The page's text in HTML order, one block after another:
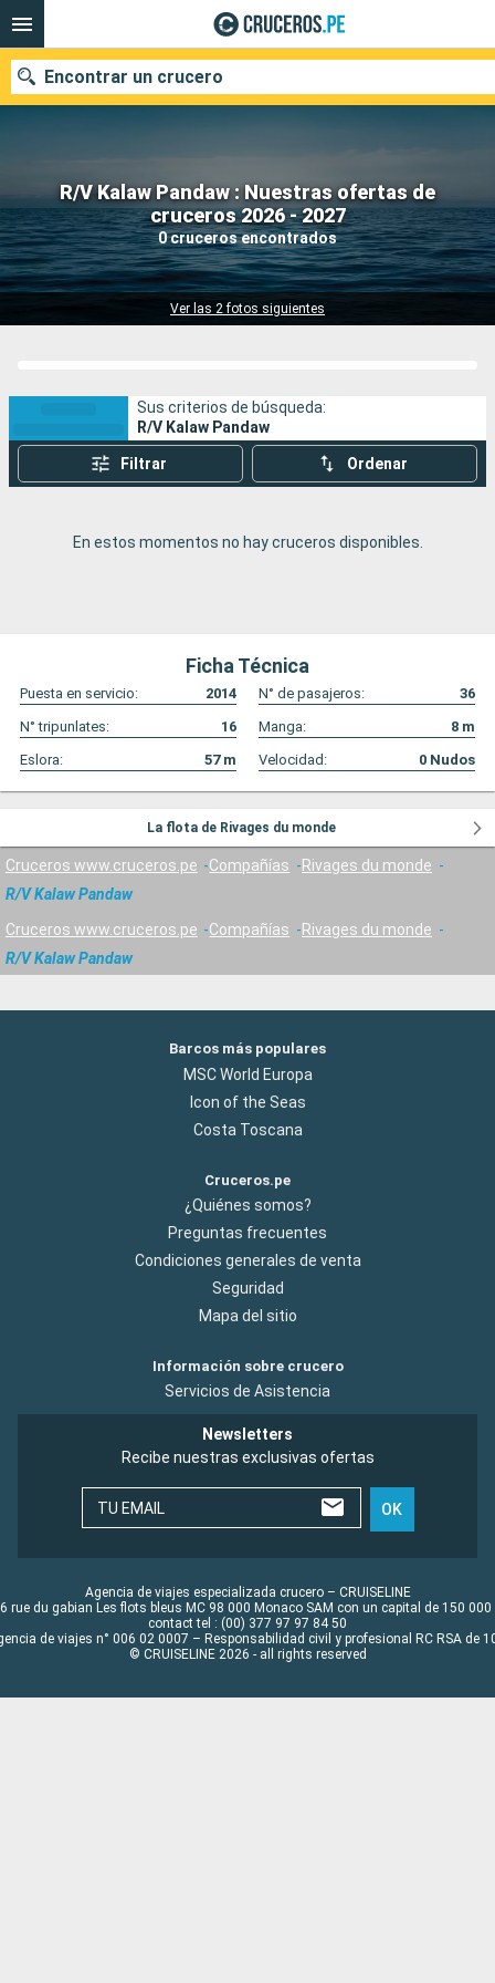
R/V Kalaw Pandaw : Nuestras ofertas de
cruceros 2026 - 2027
0 cruceros encontrados
Ver las 2 fotos siguientes
Encontrar un crucero
Nuestros destinos
Fecha de salida
Sus criterios de búsqueda:
R/V Kalaw Pandaw
Filtrar Ordenar
En estos momentos no hay cruceros disponibles.
Ficha Técnica
Puesta en servicio: 2014 N° de pasajeros:
36
N° tripunlates:
16 Manga: 8 m
Eslora:
57m Velocidad: 0 Nudos
La flota de Rivages du monde
Cruceros www.cruceros.pe Compañías
Rivages du monde
R/V Kalaw Pandaw
Cruceros www.cruceros.pe Compañías
Rivages du monde
R/V Kalaw Pandaw
Barcos más populares
MSC World Europa
Icon of the Seas
Costa Toscana
Cruceros.pe
¿Quiénes somos?
Preguntas frecuentes
Condiciones generales de venta
Seguridad
Mapa del sitio
Información sobre crucero
Servicios de Asistencia
Newsletters
Recibe nuestras exclusivas ofertas
TU EMAIL OK
Agencia de viajes especializada crucero – CRUISELINE
rue du gabian Les flots bleus MC 98 000 Monaco SAM con un capital de 150 000
contact tel : (00) 377 97 97 84 50
de viajes n° 006 02 0007 – Responsabilidad civil y profesional RC RSA de
© CRUISELINE 2026 - all rights reserved